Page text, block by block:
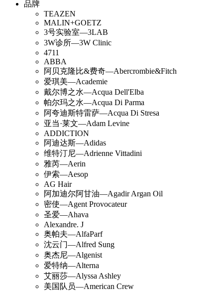
品牌
TEAZEN
MALIN+GOETZ
3号实验室—3LAB
3W诊所—3W Clinic
4711
ABBA
阿贝克隆比&费奇—Abercrombie&Fitch
爱琪美—Academie
戴尔博之水—Acqua Dell'Elba
帕尔玛之水—Acqua Di Parma
阿夸迪斯特雷萨—Acqua Di Stresa
亚当·莱文—Adam Levine
ADDICTION
阿迪达斯—Adidas
维特汀尼—Adrienne Vittadini
雅芮—Aerin
伊索—Aesop
AG Hair
阿加迪尔阿甘油—Agadir Argan Oil
密使—Agent Provocateur
圣爱—Ahava
Alexandre. J
奥帕夫—AlfaParf
沈云门—Alfred Sung
奥杰尼—Algenist
爱特纳—Alterna
艾丽莎—Alyssa Ashley
美国队员—American Crew